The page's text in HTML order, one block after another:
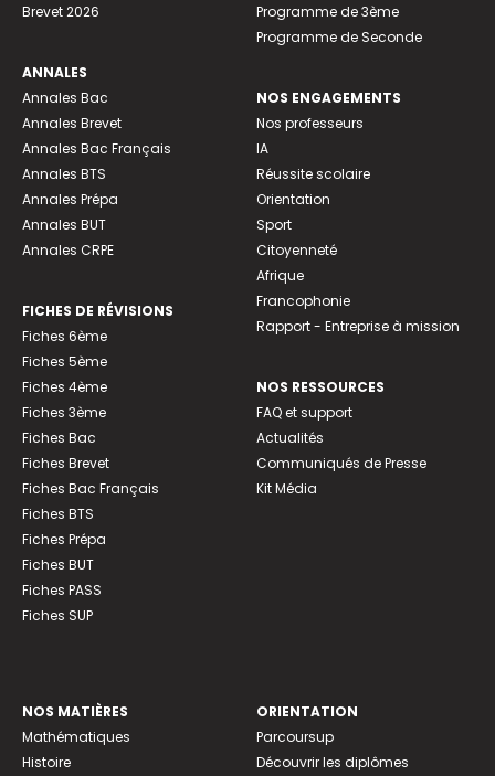
Brevet 2026
ANNALES
Annales Bac
Annales Brevet
Annales Bac Français
Annales BTS
Annales Prépa
Annales BUT
Annales CRPE
FICHES DE RÉVISIONS
Fiches 6ème
Fiches 5ème
Fiches 4ème
Fiches 3ème
Fiches Bac
Fiches Brevet
Fiches Bac Français
Fiches BTS
Fiches Prépa
Fiches BUT
Fiches PASS
Fiches SUP
Programme de 3ème
Programme de Seconde
NOS ENGAGEMENTS
Nos professeurs
IA
Réussite scolaire
Orientation
Sport
Citoyenneté
Afrique
Francophonie
Rapport - Entreprise à mission
NOS RESSOURCES
FAQ et support
Actualités
Communiqués de Presse
Kit Média
NOS MATIÈRES
Mathématiques
Histoire
ORIENTATION
Parcoursup
Découvrir les diplômes